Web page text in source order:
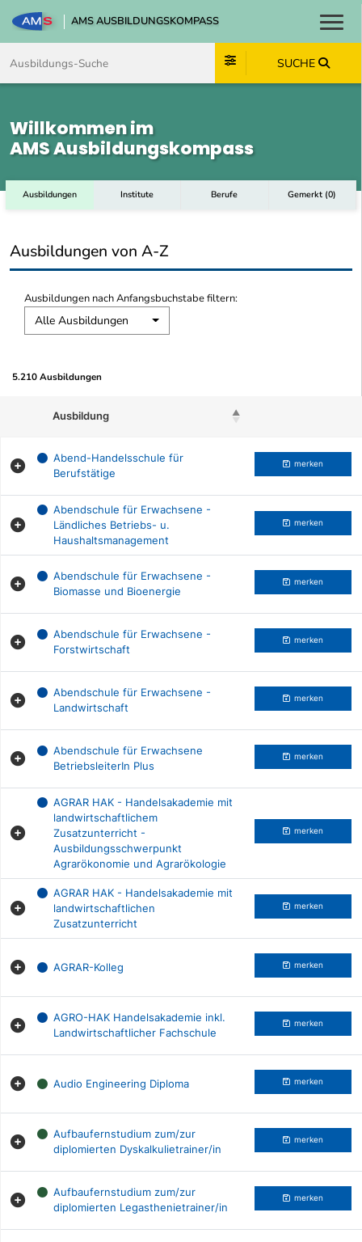
AMS AUSBILDUNGSKOMPASS
SUCHE
Willkommen im
AMS Ausbildungskompass
Ausbildungen Institute Berufe Gemerkt (0)
Ausbildungen von A-Z
Ausbildungen nach Anfangsbuchstabe filtern:
Alle Ausbildungen
5.210 Ausbildungen
Ausbildung
Abend-Handelsschule für
Berufstätige
merken
Abendschule für Erwachsene -
Ländliches Betriebs- u.
Haushaltsmanagement
merken
Abendschule für Erwachsene -
Biomasse und Bioenergie
merken
Abendschule für Erwachsene -
Forstwirtschaft
merken
Abendschule für Erwachsene -
Landwirtschaft
merken
Abendschule für Erwachsene
BetriebsleiterIn Plus
merken
AGRAR HAK - Handelsakademie mit
landwirtschaftlichem
Zusatzunterricht -
Ausbildungsschwerpunkt
Agrarökonomie und Agrarökologie
merken
AGRAR HAK - Handelsakademie mit
landwirtschaftlichen
Zusatzunterricht
merken
AGRAR-Kolleg merken
AGRO-HAK Handelsakademie inkl.
Landwirtschaftlicher Fachschule
merken
Audio Engineering Diploma merken
Aufbaufernstudium zum/zur
diplomierten Dyskalkulietrainer/in
merken
Aufbaufernstudium zum/zur
diplomierten Legasthenietrainer/in
merken